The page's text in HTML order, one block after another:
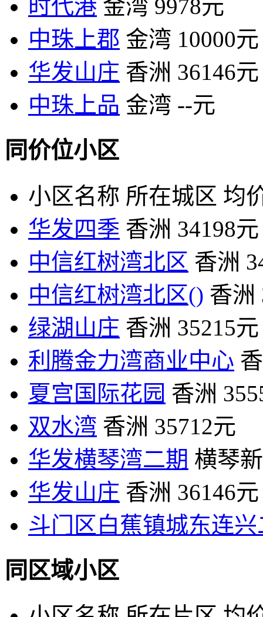
时代港 金湾 9978元
中珠上郡 金湾 10000元
华发山庄 香洲 36146元
中珠上品 金湾 --元
同价位小区
小区名称 所在城区 均
华发四季 香洲 34198元
中信红树湾北区 香洲
中信红树湾北区() 香洲
绿湖山庄 香洲 35215元
利腾金力湾商业中心
夏宫国际花园 香洲
双水湾 香洲 35712元
华发横琴湾二期 横琴
华发山庄 香洲 36146元
斗门区白蕉镇城东连兴
同区域小区